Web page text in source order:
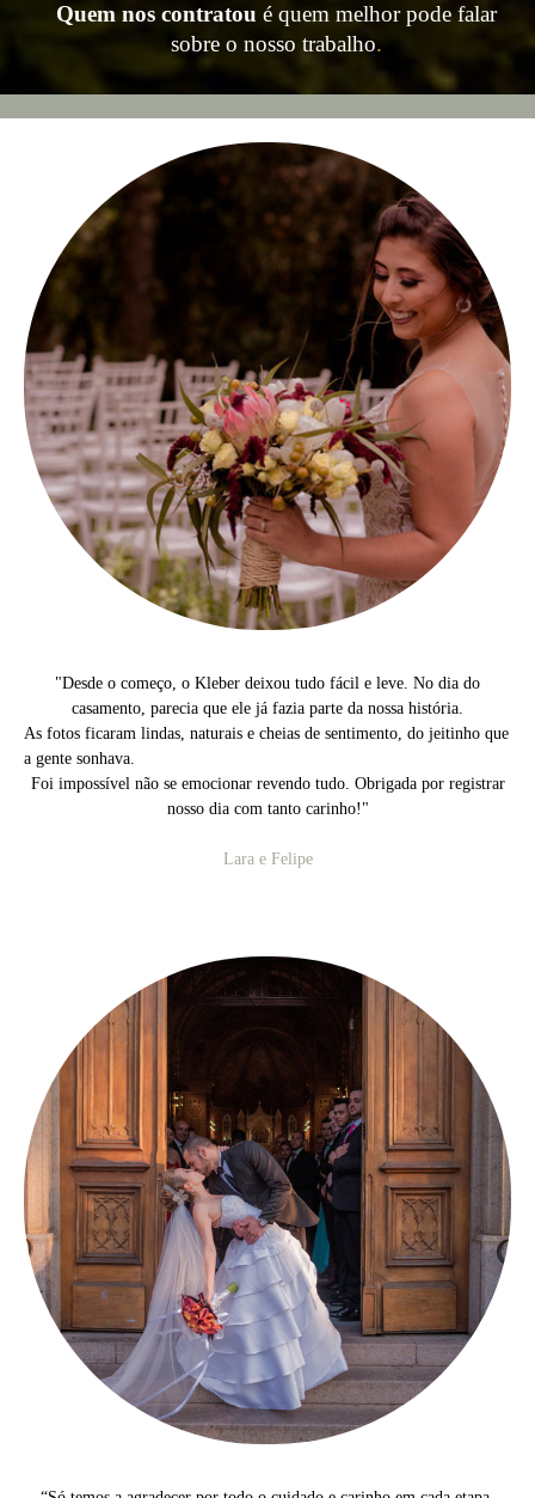
Quem nos contratou é quem melhor pode falar
sobre o nosso trabalho.
"Desde o começo, o Kleber deixou tudo fácil e leve. No dia do
casamento, parecia que ele já fazia parte da nossa história.
As fotos ficaram lindas, naturais e cheias de sentimento, do jeitinho que
a gente sonhava.
Foi impossível não se emocionar revendo tudo. Obrigada por registrar
nosso dia com tanto carinho! "
Lara e Felipe